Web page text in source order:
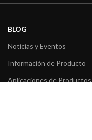
BLOG
Noticias y Eventos
Información de Producto
Aplicaciones de Productos